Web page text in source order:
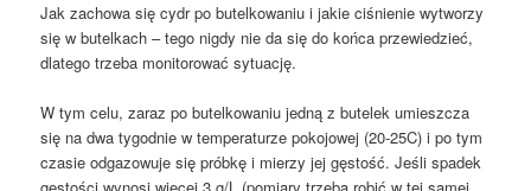
Jak zachowa się cydr po butelkowaniu i jakie ciśnienie wytworzy
się w butelkach – tego nigdy nie da się do końca przewiedzieć,
dlatego trzeba monitorować sytuację.
W tym celu, zaraz po butelkowaniu jedną z butelek umieszcza
się na dwa tygodnie w temperaturze pokojowej (20-25C) i po tym
czasie odgazowuje się próbkę i mierzy jej gęstość. Jeśli spadek